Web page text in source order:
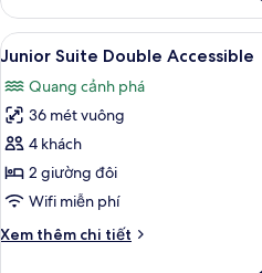
Junior
Suite
King
Swim
up
Xem
tất
cả
ảnh
Junior
Suite
Double
1
Junior Suite Double Accessible
Quang cảnh phá
36 mét vuông
4 khách
2 giường đôi
Wifi miễn phí
Xem thêm chi tiết
Chi